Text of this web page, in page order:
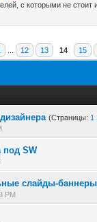
с которыми не
12 13 14 15
(Страницы: 1
0 голос(ов) - 0 из
1 2
под SW
0 голос(ов) - 0 из
слайды-баннеры
PM
0 голос(ов) - 0 из
123